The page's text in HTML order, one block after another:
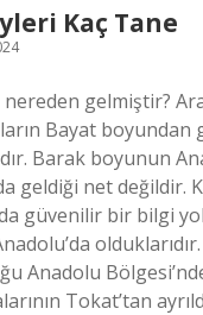
Kaç Tane
gelmiştir?
Bayat boyundan
Barak boyunun
geldiği net değildir.
güvenilir bir bilgi
Anadolu
Tokat’tan